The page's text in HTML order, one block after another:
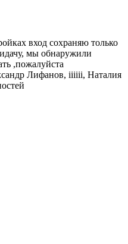
вход сохраняю только
мы обнаружили
,пожалуйста
Лифанов, iiiiii, Наталия